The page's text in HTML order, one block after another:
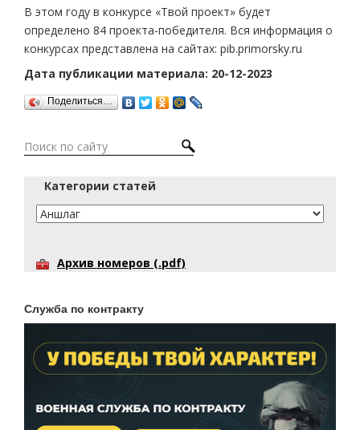
В этом году в конкурсе «Твой проект» будет
определено 84 проекта-победителя. Вся информация о
конкурсах представлена на сайтах: pib.primorsky.ru
Дата публикации материала: 20-12-2023
Поделиться…
Категории статей
Архив номеров (.pdf)
Служба по контракту